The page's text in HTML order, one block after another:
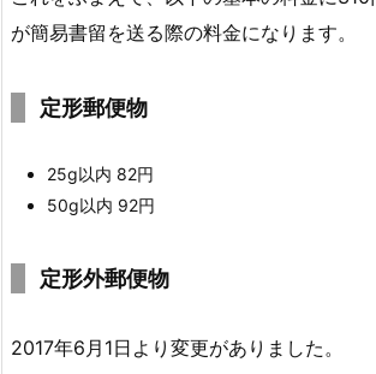
が簡易書留を送る際の料金になります。
定形郵便物
25g以内 82円
50g以内 92円
定形外郵便物
2017年6月1日より変更がありました。